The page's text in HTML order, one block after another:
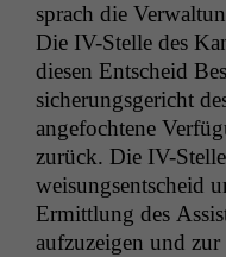
sprach die
Die IV-Stelle des
diesen Entscheid
sicherungs­gericht
ange­focht­ene
zurück. Die IV-
weisungsentscheid
Ermit­tlung des
aufzuzeigen und